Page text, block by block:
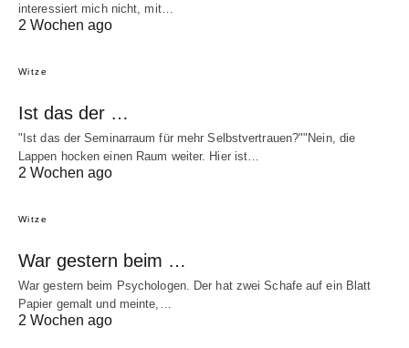
interessiert mich nicht, mit…
2 Wochen ago
Witze
Ist das der …
"Ist das der Seminarraum für mehr Selbstvertrauen?""Nein, die
Lappen hocken einen Raum weiter. Hier ist…
2 Wochen ago
Witze
War gestern beim …
War gestern beim Psychologen. Der hat zwei Schafe auf ein Blatt
Papier gemalt und meinte,…
2 Wochen ago